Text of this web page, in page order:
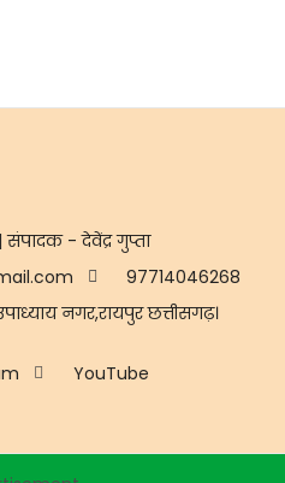
संपादक - देवेंद्र गुप्ता
97714046268
नगर,रायपुर छत्तीसगढ़।
YouTube